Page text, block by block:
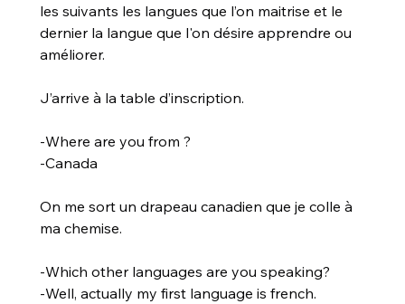
les suivants les langues que l’on maitrise et le
dernier la langue que l'on désire apprendre ou
améliorer.
J’arrive à la table d’inscription.
-Where are you from ?
-Canada
On me sort un drapeau canadien que je colle à
ma chemise.
-Which other languages are you speaking?
-Well, actually my first language is french.